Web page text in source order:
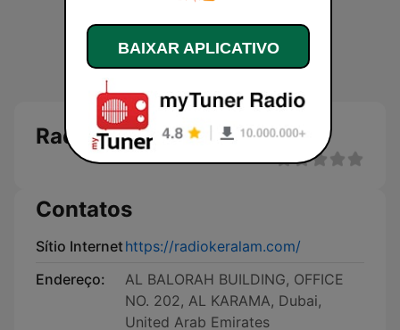
Radio Keralam
Contatos
Sítio Internethttps://radiokeralam.com/
Endereço:
AL BALORAH BUILDING, OFFICE
NO. 202, AL KARAMA, Dubai,
United Arab Emirates
BAIXAR APLICATIVO